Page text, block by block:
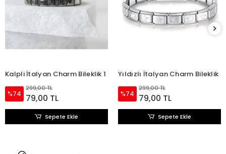
Kalpli İtalyan Charm Bileklik 1
%74
299,00 TL
79,00 TL
Sepete Ekle
Yıldızlı İtalyan Charm Bileklik
%74
299,00 TL
79,00 TL
Sepete Ekle